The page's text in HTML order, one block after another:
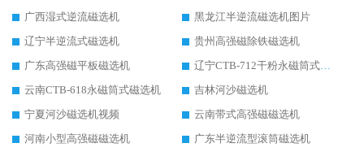
广西湿式逆流磁选机
黑龙江半逆流磁选机图片
辽宁半逆流式磁选机
贵州高强磁除铁磁选机
广东高强磁平板磁选机
辽宁CTB-712干粉永磁筒式磁选机
云南CTB-618永磁筒式磁选机
吉林河沙磁选机
宁夏河沙磁选机视频
云南带式高强磁磁选机
河南小型高强磁磁选机
广东半逆流型滚筒磁选机